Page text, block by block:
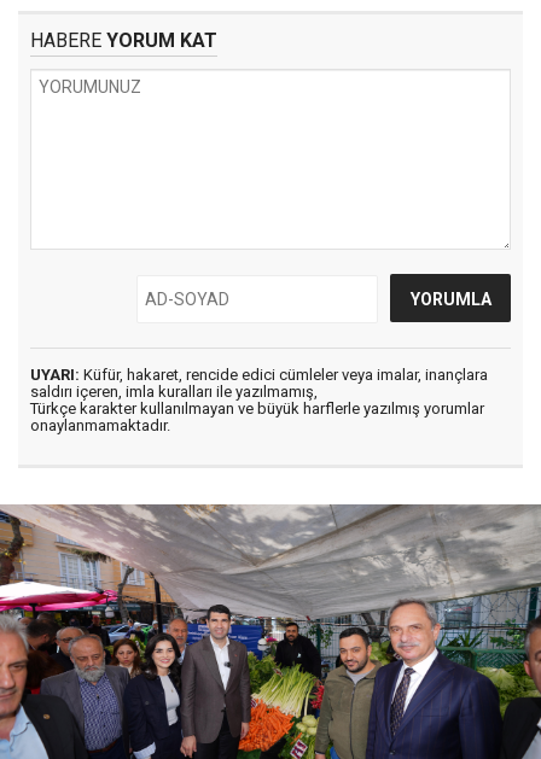
HABERE YORUM KAT
UYARI: Küfür, hakaret, rencide edici cümleler veya imalar, inançlara
saldırı içeren, imla kuralları ile yazılmamış,
Türkçe karakter kullanılmayan ve büyük harflerle yazılmış yorumlar
onaylanmamaktadır.